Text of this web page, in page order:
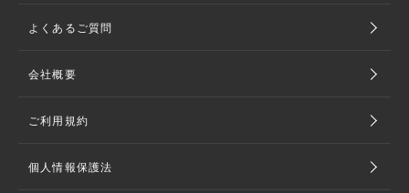
よくあるご質問
会社概要
ご利用規約
個人情報保護法